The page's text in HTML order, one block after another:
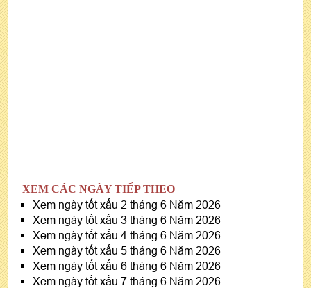
XEM CÁC NGÀY TIẾP THEO
Xem ngày tốt xấu 2 tháng 6 Năm 2026
Xem ngày tốt xấu 3 tháng 6 Năm 2026
Xem ngày tốt xấu 4 tháng 6 Năm 2026
Xem ngày tốt xấu 5 tháng 6 Năm 2026
Xem ngày tốt xấu 6 tháng 6 Năm 2026
Xem ngày tốt xấu 7 tháng 6 Năm 2026